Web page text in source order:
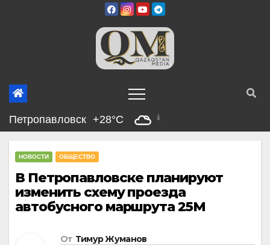
Петропавловск +28°C
НОВОСТИ ОБЩЕСТВО
В Петропавловске планируют
изменить схему проезда
автобусного маршрута 25М
От Тимур Жуманов